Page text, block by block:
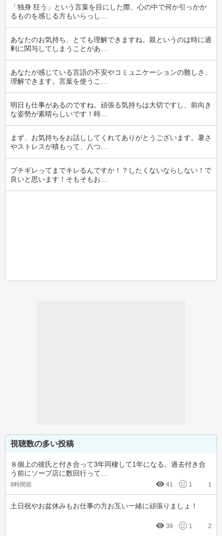
「独身 狂う」という言葉を目にした際、心の中で何か引っかか
るものを感じる方もいらっし…
あなたのお気持ち、とても理解できますね。親というのは時に過
剰に関与してしまうことがあ…
あなたが感じている言語の不安やコミュニケーションの難しさ、
理解できます。言葉を使うこ…
明日も仕事があるのですね。頑張る気持ちは大切ですし、前向き
な姿勢が素晴らしいです！時…
まず、お気持ちをお話ししてくれてありがとうございます。暑さ
やストレスが積もって、八つ…
ブチギレってまでキレるんですか！？したくないならしない！で
良いと思います！そもそもお…
視聴数の多い投稿
８個上の彼氏と付き合って3年同棲して1年になる。過去付き合
う前にソープ店に数回行って…
8時間前 41 1 1
土日祝やお盆休みもお仕事の方お互い一緒に頑張りましょ！
39 1 2